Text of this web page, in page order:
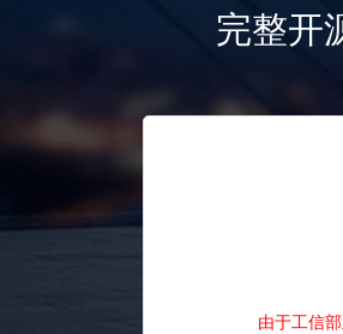
完整开
由于工信